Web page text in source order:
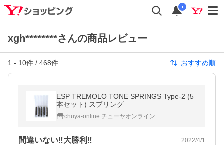
i
xgh********さんの商品レビュー
1 - 10件 / 468件 おすすめ順
ESP TREMOLO TONE SPRINGS Type-2 (5
本セット) スプリング
chuya-online チューヤオンライン
間違いない‼︎大勝利‼︎ 2022/4/1